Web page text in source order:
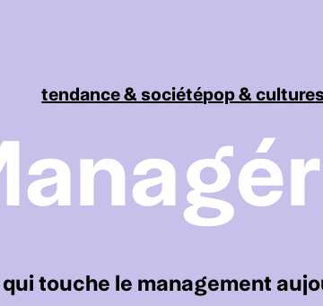
tendance & sociétépop & culture
touche le management